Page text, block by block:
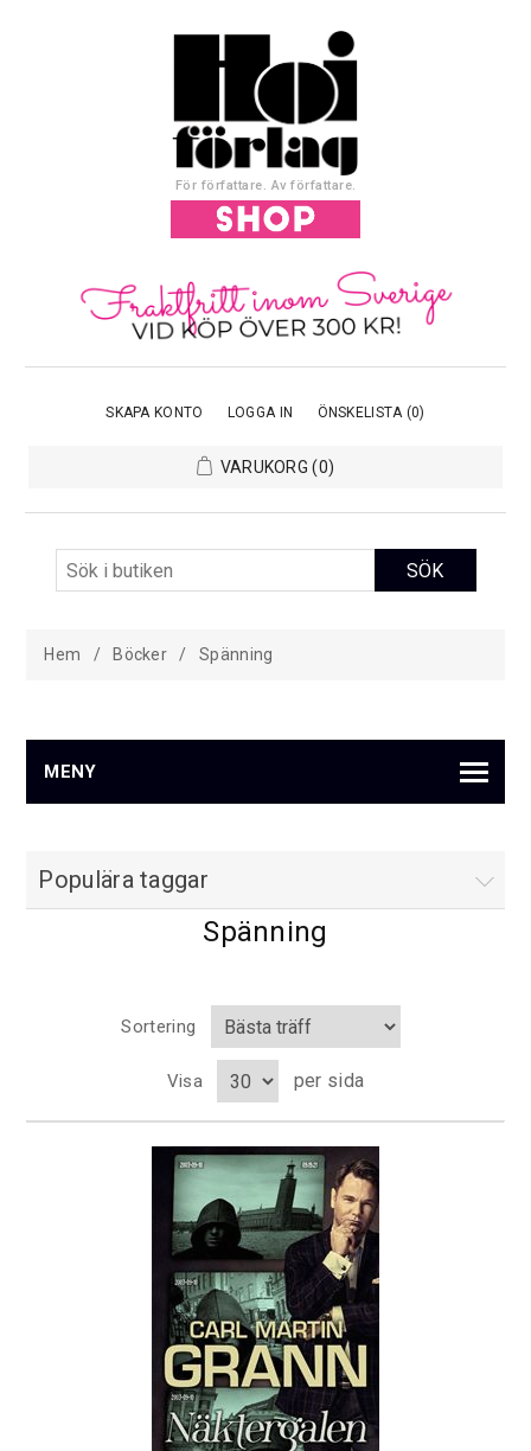
För författare. Av författare.
SKAPA KONTO LOGGA IN ÖNSKELISTA (0)
VARUKORG (0)
Hem / Böcker / Spänning
MENY
Populära taggar
Spänning
Sortering
Visa per sida